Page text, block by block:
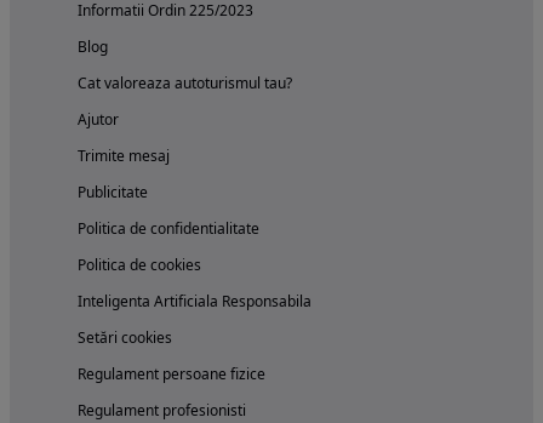
Informatii Ordin 225/2023
Blog
Cat valoreaza autoturismul tau?
Ajutor
Trimite mesaj
Publicitate
Politica de confidentialitate
Politica de cookies
Inteligenta Artificiala Responsabila
Setări cookies
Regulament persoane fizice
Regulament profesionisti